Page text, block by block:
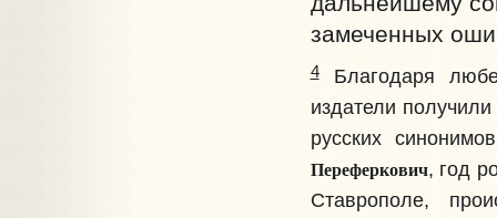
замеченных
4Благодаря
издатели
русских
Переферкович, год
Ставрополе,